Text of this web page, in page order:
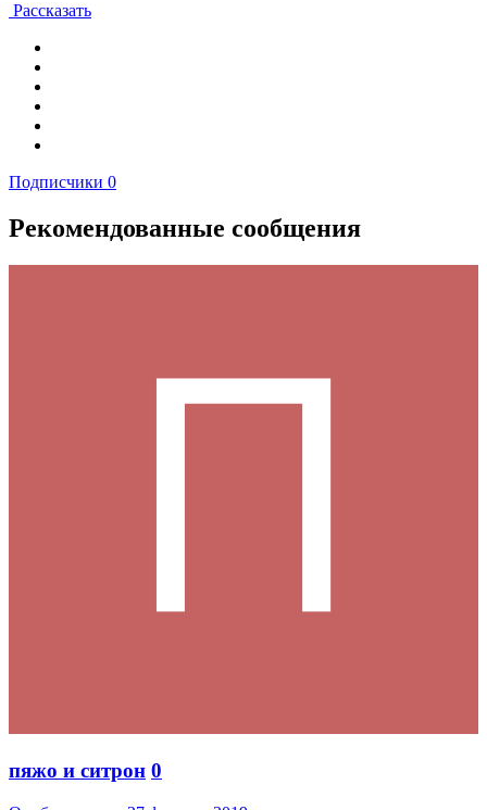
Рассказать
Подписчики 0
Рекомендованные сообщения
пяжо и ситрон 0